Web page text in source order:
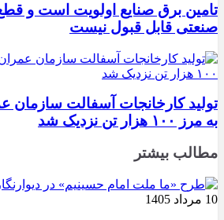
تامین برق صنایع اولویت است و
صنعتی قابل قبول نیست
تولید کارخانجات آسفالت سازمان
به مرز ۱۰۰ هزار تن نزدیک شد
مطالب بیشتر
10 مرداد 1405